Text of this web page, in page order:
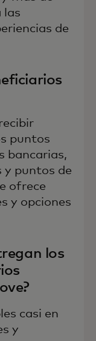
las
de
puntos
bancarias,
puntos de
ofrece
y opciones
los
casi en
y